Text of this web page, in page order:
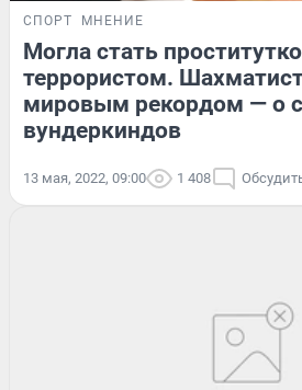
СПОРТ МНЕНИЕ
Могла стать
террористом.
мировым рекордом — о
вундеркиндов
13 мая, 2022, 09:00 1 408